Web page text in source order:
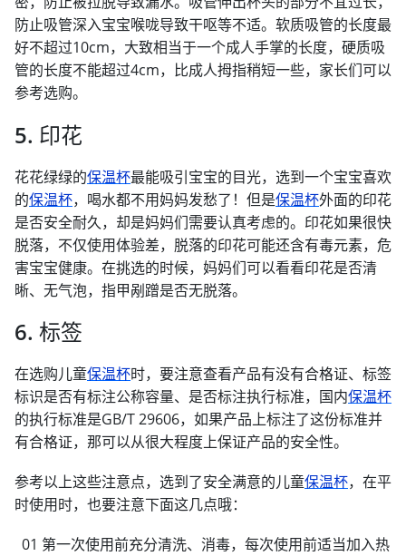
防止吸管深入宝宝喉咙导致干呕等不适。软质吸管的长度最
好不超过10cm，大致相当于一个成人手掌的长度，硬质吸
管的长度不能超过4cm，比成人拇指稍短一些，家长们可以
参考选购。
5. 印花
花花绿绿的保温杯最能吸引宝宝的目光，选到一个宝宝喜欢
的保温杯，喝水都不用妈妈发愁了！但是保温杯外面的印花
是否安全耐久，却是妈妈们需要认真考虑的。印花如果很快
脱落，不仅使用体验差，脱落的印花可能还含有毒元素，危
害宝宝健康。在挑选的时候，妈妈们可以看看印花是否清
晰、无气泡，指甲剐蹭是否无脱落。
6. 标签
在选购儿童保温杯时，要注意查看产品有没有合格证、标签
标识是否有标注公称容量、是否标注执行标准，国内保温杯
的执行标准是GB/T 29606，如果产品上标注了这份标准并
有合格证，那可以从很大程度上保证产品的安全性。
参考以上这些注意点，选到了安全满意的儿童保温杯，在平
时使用时，也要注意下面这几点哦：
01 第一次使用前充分清洗、消毒，每次使用前适当加入热